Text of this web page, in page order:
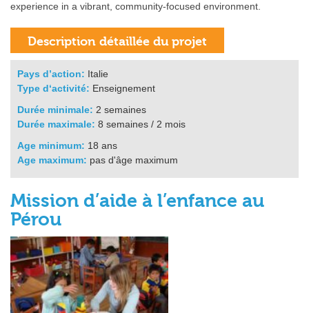
experience in a vibrant, community‑focused environment.
Pays d’action: Italie
Type d‘activité: Enseignement
Durée minimale: 2 semaines
Durée maximale: 8 semaines / 2 mois
Age minimum: 18 ans
Age maximum: pas d'âge maximum
Mission d’aide à l’enfance au
Pérou